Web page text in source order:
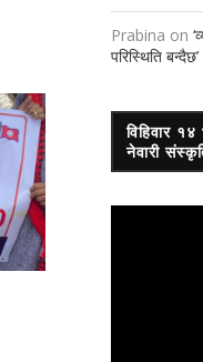
Prabina on
परिस्थिति बन्दैछ’
विहिवार
नेवारी